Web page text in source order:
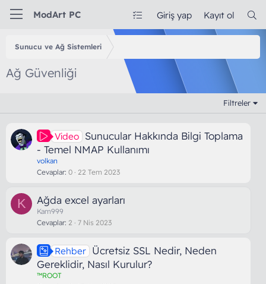
ModArt PC Giriş yap Kayıt ol
Sunucu ve Ağ Sistemleri
Ağ Güvenliği
Filtreler
Video Sunucular Hakkında Bilgi Toplama
- Temel NMAP Kullanımı
volkan
Cevaplar 0 22 Tem 2023
K Ağda excel ayarları
Kam999
Cevaplar 2 7 Nis 2023
Rehber Ücretsiz SSL Nedir, Neden
Gereklidir, Nasıl Kurulur?
™ROOT